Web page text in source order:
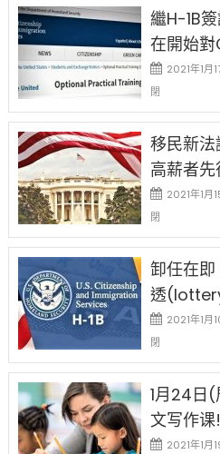
繼H-1B
在開始對
2021年1月
閉
移民新法
高薪者先
2021年1月
閉
卸任在即
透
2021年1月
閉
1月24日
文写作
2021年1月